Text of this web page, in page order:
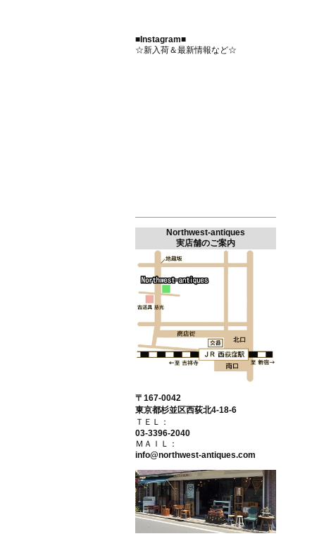
■Instagram■
☆新入荷＆最新情報など☆
Northwest-antiques
実店舗のご案内
〒167-0042
東京都杉並区西荻北4-18-6
ＴＥＬ：
03-3396-2040
ＭＡＩＬ：
info@northwest-antiques.com